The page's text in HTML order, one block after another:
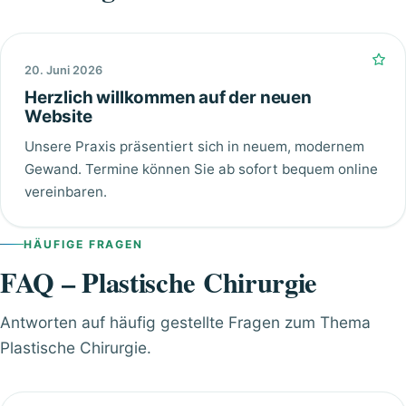
20. Juni 2026
Herzlich willkommen auf der neuen
Website
Unsere Praxis präsentiert sich in neuem, modernem
Gewand. Termine können Sie ab sofort bequem online
vereinbaren.
HÄUFIGE FRAGEN
FAQ – Plastische Chirurgie
Antworten auf häufig gestellte Fragen zum Thema
Plastische Chirurgie.